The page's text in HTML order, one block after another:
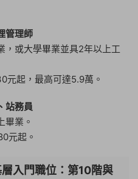
管理師
，或大學畢業並具2年以上工
元起，最高可達5.9萬。
站務員
畢業。
元起。
層入門職位：第10階與